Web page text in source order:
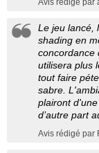
Avis rédigé par
Le jeu lancé,
shading en
concordance
utilisera plus
tout faire
sabre.
plairont
d’autre part
Avis rédigé par